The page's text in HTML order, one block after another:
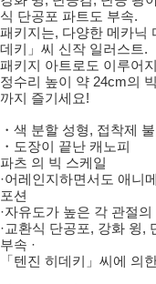
식 단공포 파트도 부속.
패키지는, 다양한 메카닉
데키」씨 신작 일러스트.
패키지 아트로도 이루어
정수리 높이 약 24cm의
까지 즐기세요!
・색 분할 성형, 접착제
・도장이 끝난 캐노피
파츠 의 빅 스케일
·어레인지하면서도 애니
포션
·자유도가 높은 각 관절의
·교환식 단공포, 강화 윙,
부속 ·
「텐진 히데키」씨에 의